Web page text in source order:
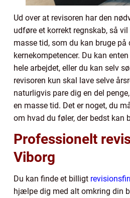
Ud over at revisoren har den
udføre et korrekt regnskab, så
masse tid, som du kan bruge på
kernekompetencer. Du kan
hele arbejdet, eller du kan selv
revisoren kun skal lave selve
naturligvis pare dig en del
en masse tid. Det er noget, du
om hvad du føler, der bedst kan
Professionelt
Viborg
Du kan finde et billigt
hjælpe dig med alt omkring din